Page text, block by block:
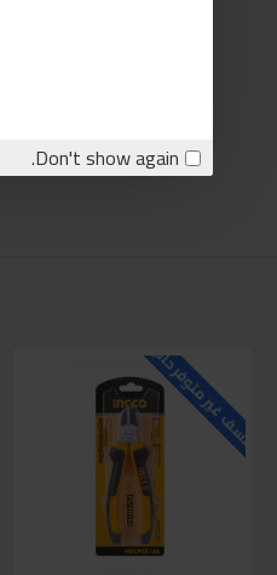
Don't show again.
للاسف غير متوفر حاليا